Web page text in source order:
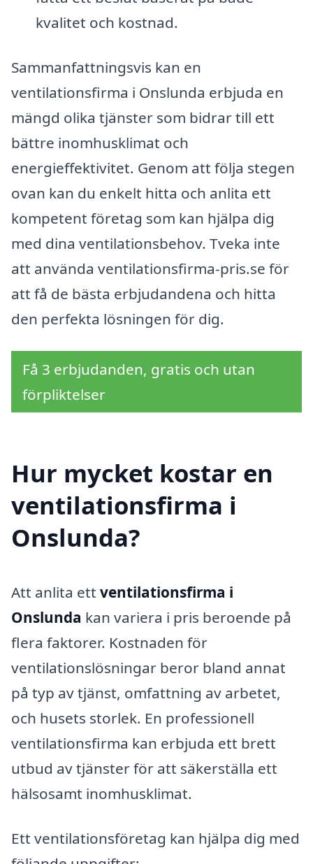
kvalitet och kostnad.
Sammanfattningsvis kan en
ventilationsfirma i Onslunda erbjuda en
mängd olika tjänster som bidrar till ett
bättre inomhusklimat och
energieffektivitet. Genom att följa stegen
ovan kan du enkelt hitta och anlita ett
kompetent företag som kan hjälpa dig
med dina ventilationsbehov. Tveka inte
att använda ventilationsfirma-pris.se för
att få de bästa erbjudandena och hitta
den perfekta lösningen för dig.
Få 3 erbjudanden, gratis och utan
förpliktelser
Hur mycket kostar en
ventilationsfirma i
Onslunda?
Att anlita ett ventilationsfirma i
Onslunda kan variera i pris beroende på
flera faktorer. Kostnaden för
ventilationslösningar beror bland annat
på typ av tjänst, omfattning av arbetet,
och husets storlek. En professionell
ventilationsfirma kan erbjuda ett brett
utbud av tjänster för att säkerställa ett
hälsosamt inomhusklimat.
Ett ventilationsföretag kan hjälpa dig med